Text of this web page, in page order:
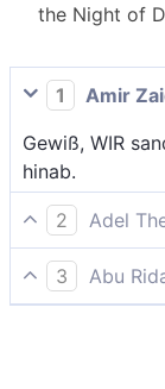
the Night of
1
Amir
Gewiß, WIR
hinab.
2
Adel
Wir haben ihn
hinabgesandt.
3
Abu
Wahrlich, Wir
der Nacht von